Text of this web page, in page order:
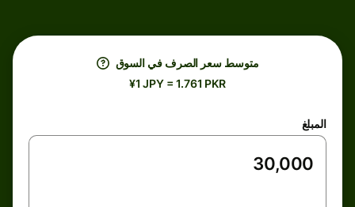
متوسط ​​سعر الصرف في السوق
¥1 JPY = 1.761 PKR
المبلغ